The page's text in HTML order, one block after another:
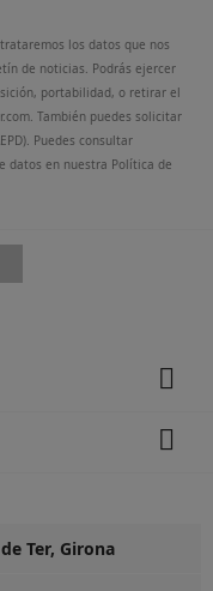
los datos que nos
de noticias. Podrás ejercer
portabilidad, o retirar el
También puedes solicitar
Puedes consultar
datos en nuestra Política de


Ter, Girona